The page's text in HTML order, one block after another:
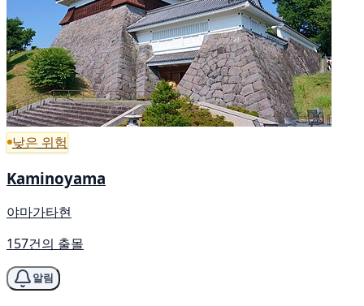
낮은 위험
Kaminoyama
야마가타현
157건의 출몰
알림